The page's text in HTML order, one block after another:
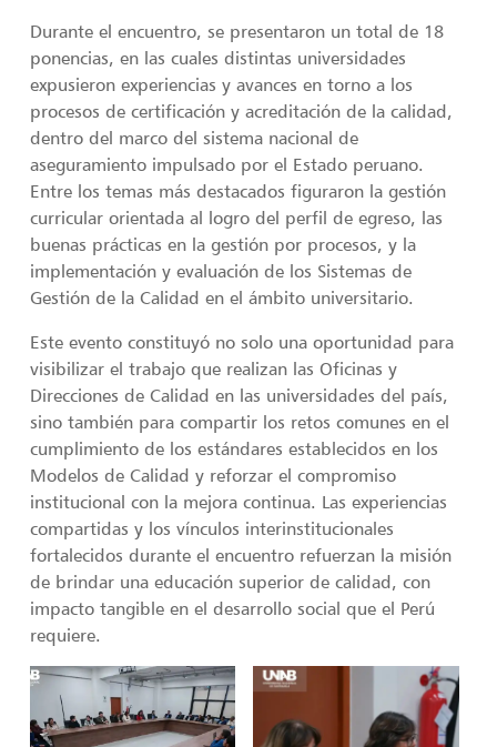
Durante el encuentro, se presentaron un total de 18
ponencias, en las cuales distintas universidades
expusieron experiencias y avances en torno a los
procesos de certificación y acreditación de la calidad,
dentro del marco del sistema nacional de
aseguramiento impulsado por el Estado peruano.
Entre los temas más destacados figuraron la gestión
curricular orientada al logro del perfil de egreso, las
buenas prácticas en la gestión por procesos, y la
implementación y evaluación de los Sistemas de
Gestión de la Calidad en el ámbito universitario.
Este evento constituyó no solo una oportunidad para
visibilizar el trabajo que realizan las Oficinas y
Direcciones de Calidad en las universidades del país,
sino también para compartir los retos comunes en el
cumplimiento de los estándares establecidos en los
Modelos de Calidad y reforzar el compromiso
institucional con la mejora continua. Las experiencias
compartidas y los vínculos interinstitucionales
fortalecidos durante el encuentro refuerzan la misión
de brindar una educación superior de calidad, con
impacto tangible en el desarrollo social que el Perú
requiere.